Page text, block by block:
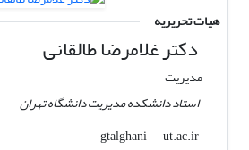
هیات تحریریه
دکتر غلامرضا طالقانی
مدیریت
استاد دانشکده مدیریت دانشگاه تهران
gtalghani
ut.ac.ir